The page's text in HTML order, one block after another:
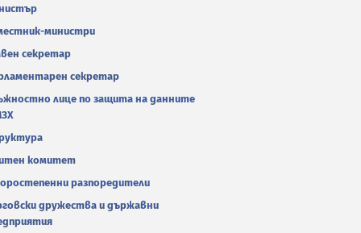
министри
секретар
секретар
лице по защита на данните
комитет
разпоредители
дружества и държавни